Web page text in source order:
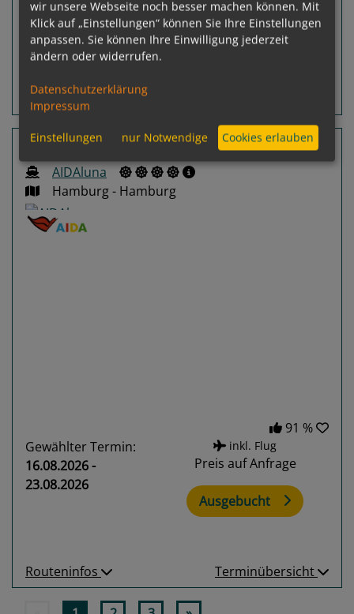
Leistungspakete
inkl. Flug
p. P. ab€ 1.543,-
Routeninfos
7 Nächte England, Schottland
AIDAluna
Hamburg - Hamburg
91 %
Gewählter Termin:
16.08.2026 -
23.08.2026
inkl. Flug
Preis auf Anfrage
Ausgebucht
Routeninfos Terminübersicht
wir unsere Webseite noch besser machen können. Mit
Klick auf „Einstellungen“ können Sie Ihre Einstellungen
anpassen. Sie können Ihre Einwilligung jederzeit
ändern oder widerrufen.
Datenschutzerklärung
Impressum
Einstellungen nur Notwendige Cookies erlauben